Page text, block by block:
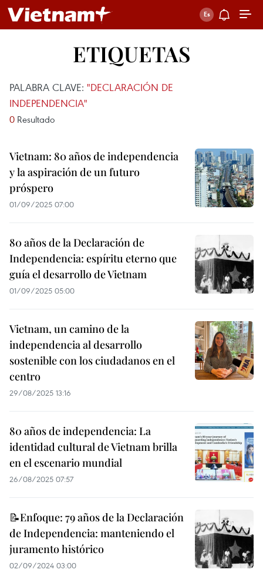
ETIQUETAS
PALABRA CLAVE: "DECLARACIÓN DE
INDEPENDENCIA"
0 Resultado
Vietnam: 80 años de independencia
y la aspiración de un futuro
próspero
01/09/2025 07:00
80 años de la Declaración de
Independencia: espíritu eterno que
guía el desarrollo de Vietnam
01/09/2025 05:00
Vietnam, un camino de la
independencia al desarrollo
sostenible con los ciudadanos en el
centro
29/08/2025 13:16
80 años de independencia: La
identidad cultural de Vietnam brilla
en el escenario mundial
26/08/2025 07:57
📝Enfoque: 79 años de la Declaración
de Independencia: manteniendo el
juramento histórico
02/09/2024 03:00